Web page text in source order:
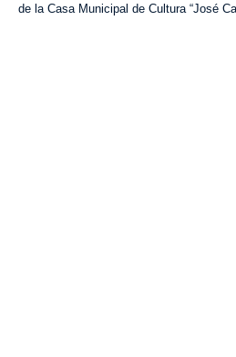
de la Casa Municipal de Cultura “José